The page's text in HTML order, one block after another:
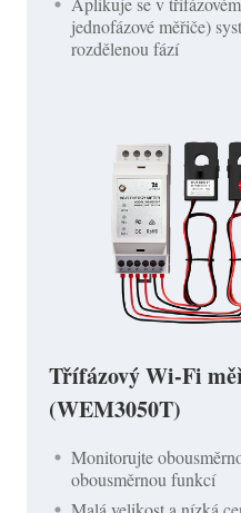
jednofázové měřiče)
rozdělenou fází
Třífázový Wi-Fi
(WEM3050T)
Monitorujte
obousměrnou funkcí